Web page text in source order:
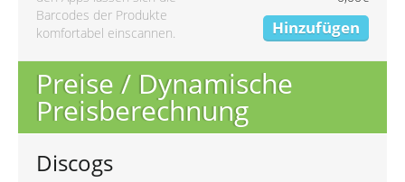
Barcodes der Produkte
komfortabel einscannen.
Hinzufügen
Preise / Dynamische
Preisberechnung
Discogs